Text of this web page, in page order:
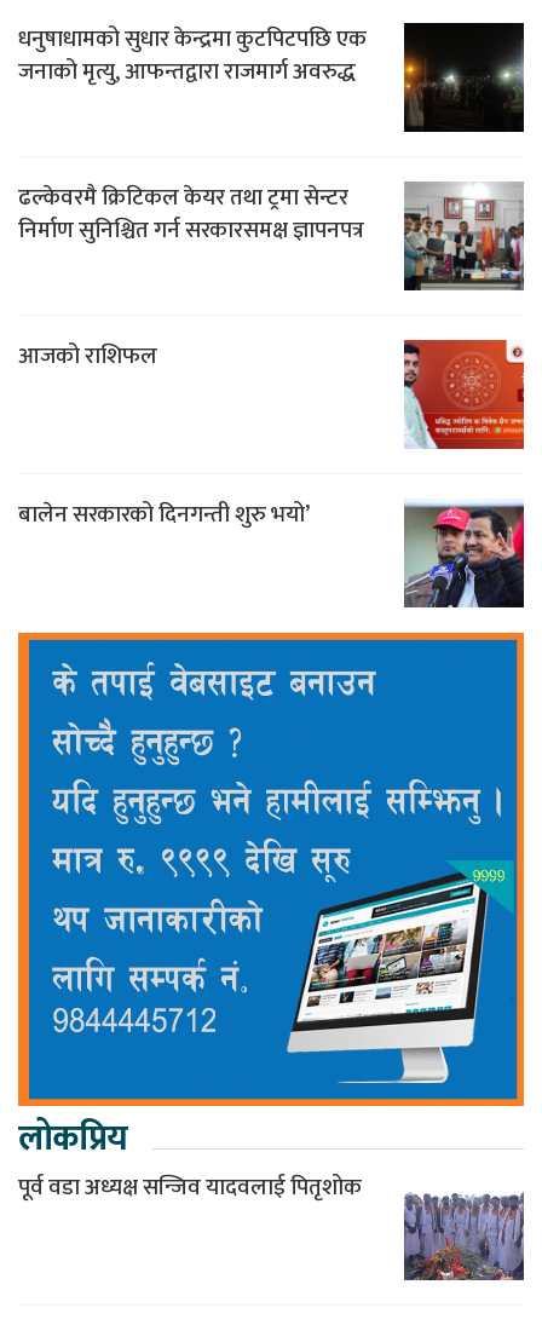
धनुषाधामको सुधार केन्द्रमा कुटपिटपछि एक
जनाको मृत्यु, आफन्तद्वारा राजमार्ग अवरुद्ध
ढल्केवरमै क्रिटिकल केयर तथा ट्रमा सेन्टर
निर्माण सुनिश्चित गर्न सरकारसमक्ष ज्ञापनपत्र
आजको राशिफल
बालेन सरकारको दिनगन्ती शुरु भयो’
लोकप्रिय
पूर्व वडा अध्यक्ष सन्जिव यादवलाई पितृशोक